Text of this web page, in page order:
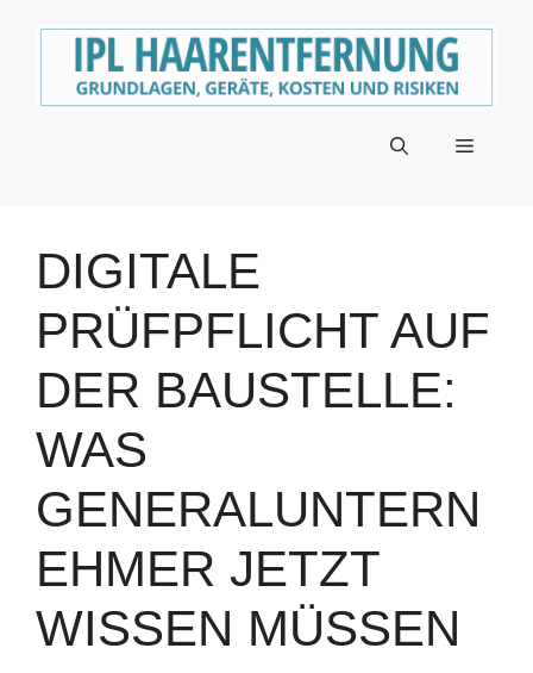
Menü
DIGITALE
PRÜFPFLICHT AUF
DER BAUSTELLE:
WAS
GENERALUNTERN
EHMER JETZT
WISSEN MÜSSEN